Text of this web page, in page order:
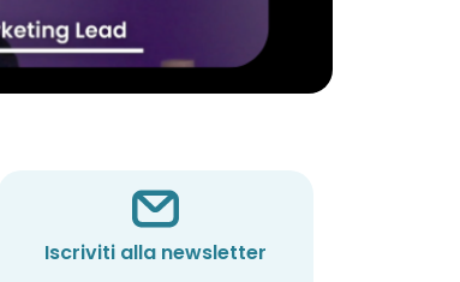
Iscriviti alla newsletter